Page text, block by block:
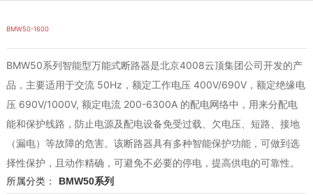
BMW50-1600
BMW50系列智能型万能式断路器是北京4008云顶集团公司开发的产
品，主要适用于交流 50Hz，额定工作电压 400V/690V，额定绝缘电
压 690V/1000V, 额定电流 200-6300A 的配电网络中，用来分配电
能和保护线路，防止电源及配电设备免受过载、欠电压、短路、接地
（漏电）等故障的危害。该断路器具有多种智能保护功能，可做到选
择性保护，且动作精确，可避免不必要的停电，提高供电的可靠性。
所属分类： BMW50系列